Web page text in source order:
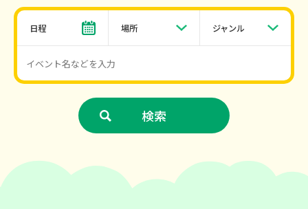
日程 場所 ジャンル